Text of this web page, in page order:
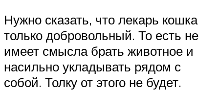
Нужно сказать, что лекарь кошка
только добровольный. То есть не
имеет смысла брать животное и
насильно укладывать рядом с
собой. Толку от этого не будет.